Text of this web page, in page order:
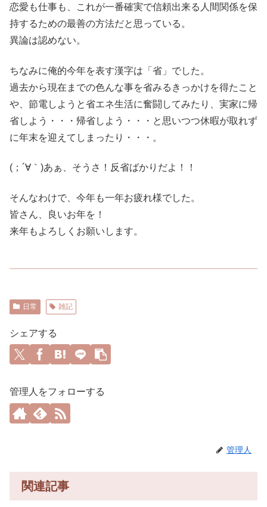
恋愛も仕事も、これが一番確実で信頼出来る人間関係を保
持するための最善の方法だと思っている。
異論は認めない。
ちなみに俺的今年を表す漢字は「省」でした。
過去から現在までの色んな事を省みるきっかけを得たこと
や、節電しようと省エネ生活に奮闘してみたり、実家に帰
省しよう・・・帰省しよう・・・と思いつつ休暇が取れず
に年末を迎えてしまったり・・・。
(；´∀｀)あぁ、そうさ！反省ばかりだよ！！
そんなわけで、今年も一年お疲れ様でした。
皆さん、良いお年を！
来年もよろしくお願いします。
日常 雑記
シェアする
管理人をフォローする
管理人
関連記事